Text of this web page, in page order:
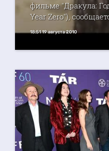
фильме "Дракула:
Year Zero"),
18:51 19 августа 2010